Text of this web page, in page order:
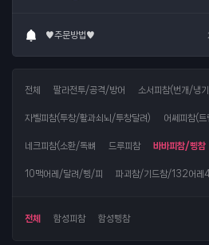
♥주문방법♥
전체
팔라전투/공격/방어 소서피참(번개/냉
자벨피참(투창/활과쇠뇌/투창달려) 어쎄피참(
네크피참(소환/독뼈 드루피참 바바피참/삥참
10맥어레/달려/삥/피 파괴참/기드참/132어레
전체 함성피참 함성삥참